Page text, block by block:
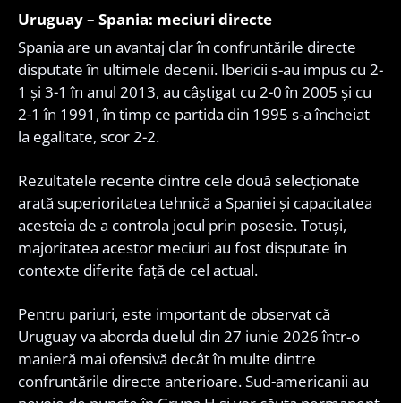
Uruguay – Spania: meciuri directe
Spania are un avantaj clar în confruntările directe
disputate în ultimele decenii. Ibericii s-au impus cu 2-
1 și 3-1 în anul 2013, au câștigat cu 2-0 în 2005 și cu
2-1 în 1991, în timp ce partida din 1995 s-a încheiat
la egalitate, scor 2-2.
Rezultatele recente dintre cele două selecționate
arată superioritatea tehnică a Spaniei și capacitatea
acesteia de a controla jocul prin posesie. Totuși,
majoritatea acestor meciuri au fost disputate în
contexte diferite față de cel actual.
Pentru pariuri, este important de observat că
Uruguay va aborda duelul din 27 iunie 2026 într-o
manieră mai ofensivă decât în multe dintre
confruntările directe anterioare. Sud-americanii au